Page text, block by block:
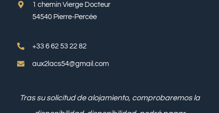
1 chemin Vierge Docteur
54540 Pierre-Percée
+33 6 62 53 22 82
aux2lacs54@gmail.com
Tras su solicitud de alojamiento, comprobaremos la